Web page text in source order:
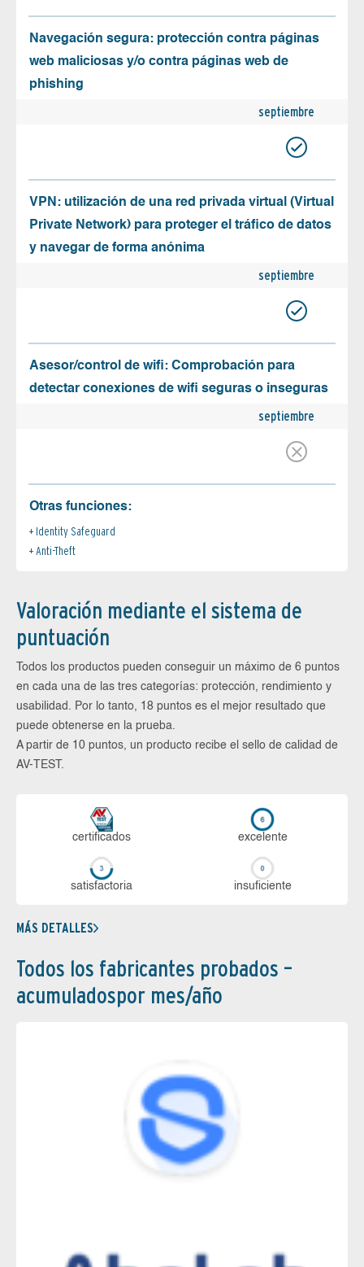
Navegación segura: protección contra páginas
web maliciosas y/o contra páginas web de
phishing
septiembre
VPN: utilización de una red privada virtual (Virtual
Private Network) para proteger el tráfico de datos
y navegar de forma anónima
septiembre
Asesor/control de wifi: Comprobación para
detectar conexiones de wifi seguras o inseguras
septiembre
Otras funciones:
Identity Safeguard
Anti-Theft
Valoración mediante el sistema de
puntuación
Todos los productos pueden conseguir un máximo de 6 puntos
en cada una de las tres categorías: protección, rendimiento y
usabilidad. Por lo tanto, 18 puntos es el mejor resultado que
puede obtenerse en la prueba.
A partir de 10 puntos, un producto recibe el sello de calidad de
AV-TEST.
certi­ficados ex­ce­len­te
sa­tis­fac­to­ria in­su­fi­cien­te
MÁS DETALLES
Todos los fabricantes probados –
acumuladospor mes/año